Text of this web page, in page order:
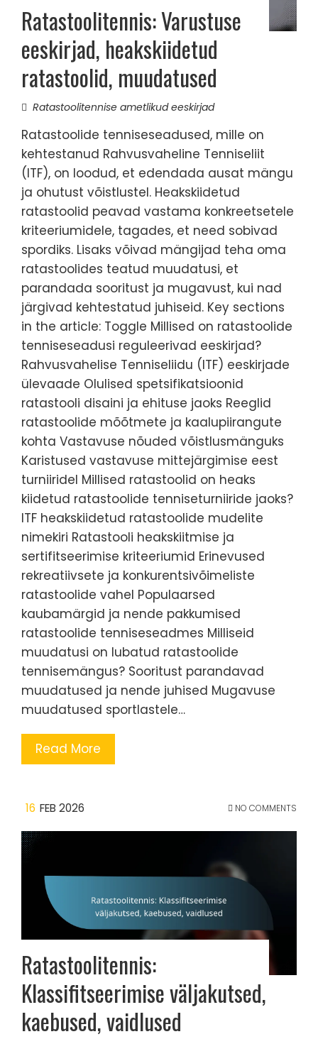
Ratastoolitennis: Varustuse
eeskirjad, heakskiidetud
ratastoolid, muudatused
Ratastoolitennise ametlikud eeskirjad
Ratastoolide tenniseseadused, mille on
kehtestanud Rahvusvaheline Tenniseliit
(ITF), on loodud, et edendada ausat mängu
ja ohutust võistlustel. Heakskiidetud
ratastoolid peavad vastama konkreetsetele
kriteeriumidele, tagades, et need sobivad
spordiks. Lisaks võivad mängijad teha oma
ratastoolides teatud muudatusi, et
parandada sooritust ja mugavust, kui nad
järgivad kehtestatud juhiseid. Key sections
in the article: Toggle Millised on ratastoolide
tenniseseadusi reguleerivad eeskirjad?
Rahvusvahelise Tenniseliidu (ITF) eeskirjade
ülevaade Olulised spetsifikatsioonid
ratastooli disaini ja ehituse jaoks Reeglid
ratastoolide mõõtmete ja kaalupiirangute
kohta Vastavuse nõuded võistlusmänguks
Karistused vastavuse mittejärgimise eest
turniiridel Millised ratastoolid on heaks
kiidetud ratastoolide tenniseturniiride jaoks?
ITF heakskiidetud ratastoolide mudelite
nimekiri Ratastooli heakskiitmise ja
sertifitseerimise kriteeriumid Erinevused
rekreatiivsete ja konkurentsivõimeliste
ratastoolide vahel Populaarsed
kaubamärgid ja nende pakkumised
ratastoolide tenniseseadmes Milliseid
muudatusi on lubatud ratastoolide
tennisemängus? Sooritust parandavad
muudatused ja nende juhised Mugavuse
muudatused sportlastele…
Read More
16 FEB 2026 NO COMMENTS
Ratastoolitennis:
Klassifitseerimise väljakutsed,
kaebused, vaidlused